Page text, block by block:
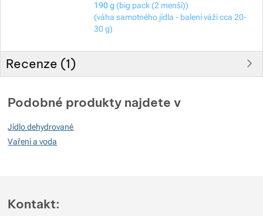
190 g (big pack (2 menší))
(váha samotného jídla - balení váží cca 20-
30 g)
Recenze (1)
100%
Recenzí s hodnocením
100%
Podobné produkty najdete v
Jídlo dehydrované
Vaření a voda
Kontakt: